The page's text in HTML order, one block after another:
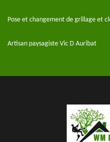
Pose et changement de grillage et
Artisan paysagiste Vic D Auribat